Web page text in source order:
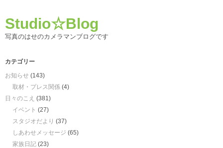
Studio☆Blog
写真のはせのカメラマンブログです
カテゴリー
お知らせ (143)
取材・プレス関係 (4)
日々のこえ (381)
イベント (27)
スタジオだより (37)
しあわせメッセージ (65)
家族日記 (23)